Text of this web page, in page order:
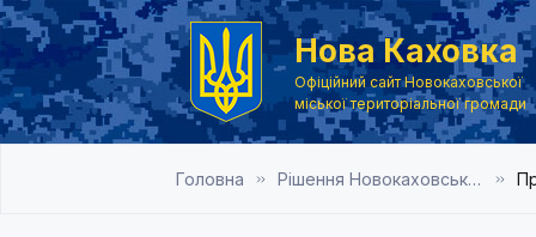
Нова Каховка
Офіційний сайт Новокаховської
міської територіальної громади
Головна Рішення Новокаховської міської ради 2020 рік